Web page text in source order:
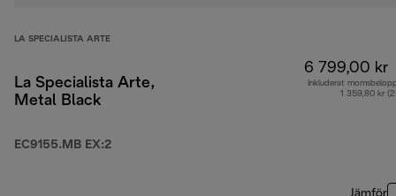
LA SPECIALISTA ARTE
La Specialista Arte,
Metal Black
EC9155.MB EX:2
6 799,00 kr
Inkluderat
1 359,80 kr